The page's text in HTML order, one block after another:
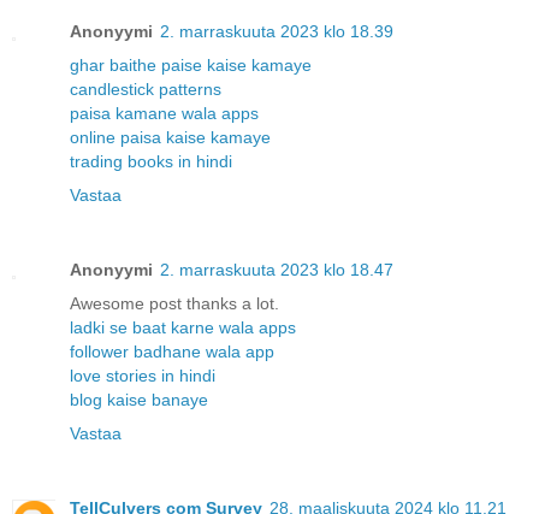
Anonyymi 2. marraskuuta 2023 klo 18.39
ghar baithe paise kaise kamaye
candlestick patterns
paisa kamane wala apps
online paisa kaise kamaye
trading books in hindi
Vastaa
Anonyymi 2. marraskuuta 2023 klo 18.47
Awesome post thanks a lot.
ladki se baat karne wala apps
follower badhane wala app
love stories in hindi
blog kaise banaye
Vastaa
TellCulvers com Survey 28. maaliskuuta 2024 klo 11.21